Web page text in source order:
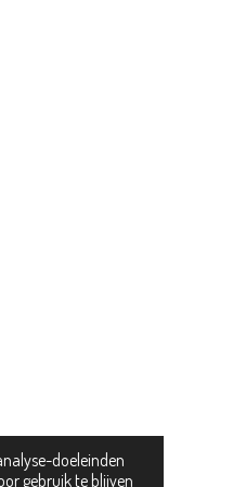
doeleinden
gebruik te blijven